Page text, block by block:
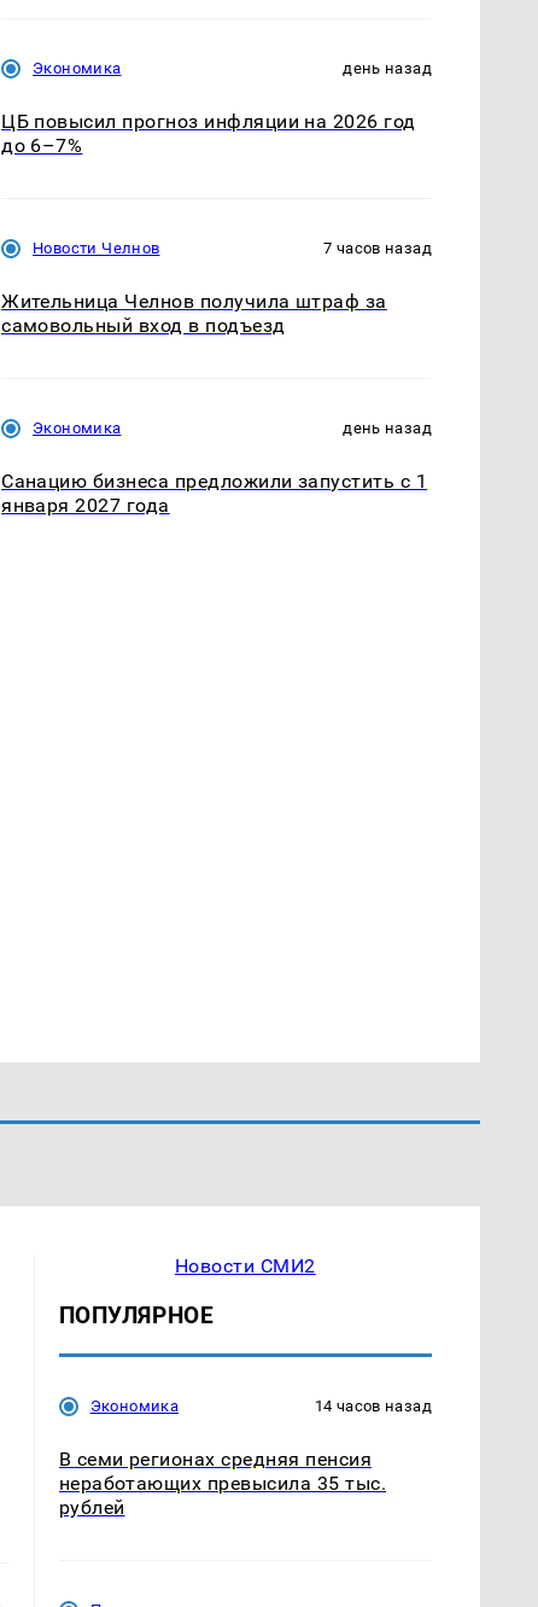
Экономика день назад
ЦБ повысил прогноз инфляции на 2026 год
до 6–7%
Новости Челнов 7 часов назад
Жительница Челнов получила штраф за
самовольный вход в подъезд
Экономика день назад
Санацию бизнеса предложили запустить с 1
января 2027 года
Новости СМИ2
ПОПУЛЯРНОЕ
Экономика 14 часов назад
В семи регионах средняя пенсия
неработающих превысила 35 тыс.
рублей